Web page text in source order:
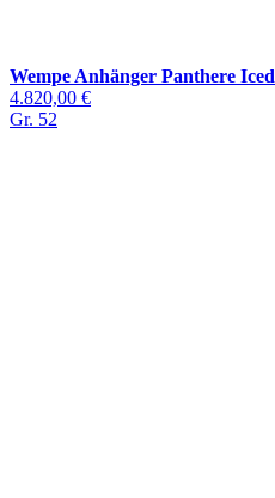
Wempe Anhänger Panthere Iced
4.820,00 €
Gr. 52